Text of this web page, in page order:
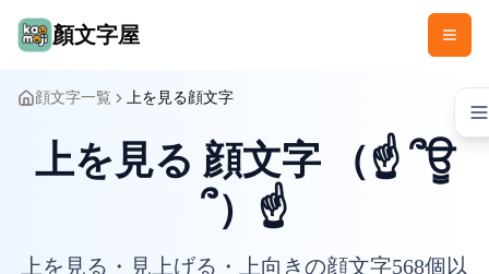
顏文字屋
顔文字一覧 上を見る顔文字
上を見る 顔文字 （☝ ՞ਊ
՞）☝
上を見る・見上げる・上向きの顔文字568個以